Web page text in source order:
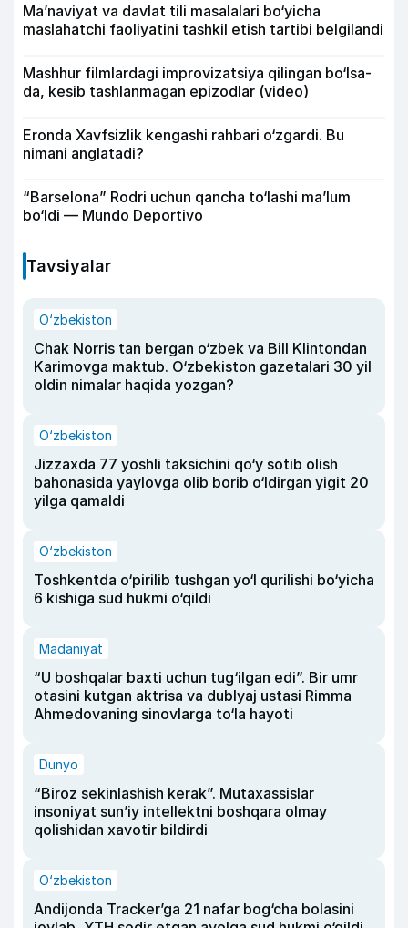
Ma’naviyat va davlat tili masalalari bo‘yicha
maslahatchi faoliyatini tashkil etish tartibi belgilandi
Mashhur filmlardagi improvizatsiya qilingan bo‘lsa-
da, kesib tashlanmagan epizodlar (video)
Eronda Xavfsizlik kengashi rahbari o‘zgardi. Bu
nimani anglatadi?
“Barselona” Rodri uchun qancha to‘lashi ma’lum
bo‘ldi — Mundo Deportivo
Tavsiyalar
O‘zbekiston
Chak Norris tan bergan o‘zbek va Bill Klintondan
Karimovga maktub. O‘zbekiston gazetalari 30 yil
oldin nimalar haqida yozgan?
O‘zbekiston
Jizzaxda 77 yoshli taksichini qo‘y sotib olish
bahonasida yaylovga olib borib o‘ldirgan yigit 20
yilga qamaldi
O‘zbekiston
Toshkentda o‘pirilib tushgan yo‘l qurilishi bo‘yicha
6 kishiga sud hukmi o‘qildi
Madaniyat
“U boshqalar baxti uchun tug‘ilgan edi”. Bir umr
otasini kutgan aktrisa va dublyaj ustasi Rimma
Ahmedovaning sinovlarga to‘la hayoti
Dunyo
“Biroz sekinlashish kerak”. Mutaxassislar
insoniyat sun’iy intellektni boshqara olmay
qolishidan xavotir bildirdi
O‘zbekiston
Andijonda Tracker’ga 21 nafar bog‘cha bolasini